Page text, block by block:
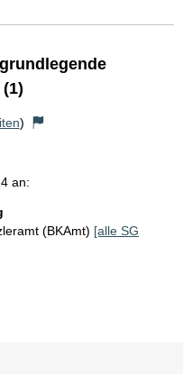
)
an:
(BKAmt) [alle SG